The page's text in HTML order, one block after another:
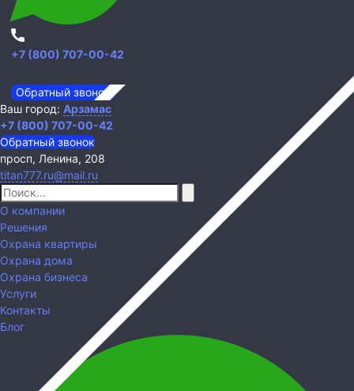
+7 (800) 707-00-42
Обратный звонок
Ваш город: Арзамас
+7 (800) 707-00-42
Обратный звонок
просп, Ленина, 208
titan777.ru@mail.ru
О компании
Решения
Охрана квартиры
Охрана дома
Охрана бизнеса
Услуги
Контакты
Блог